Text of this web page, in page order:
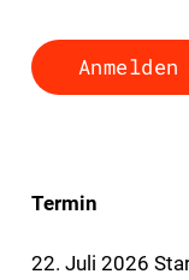
Termin
22. Juli 2026